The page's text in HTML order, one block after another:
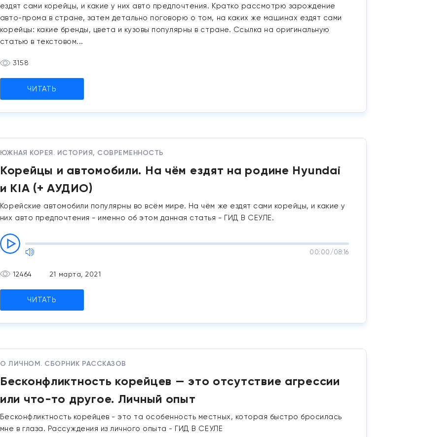
ездят сами корейцы, и какие у них авто предпочтения. Кратко рассмотрю зарождение
авто-прома в стране, затем детально поговорю о том, на каких же машинах ездят сами
корейцы: какие бренды, цвета и кузовы популярны в стране. Ссылка на оригинальную
статью в текстовом...
3158
ЧИТАТЬ
ЮЖНАЯ КОРЕЯ. ИСТОРИЯ, СОВРЕМЕННОСТЬ
Корейцы и автомобили. На чём ездят на родине Hyundai
и KIA (+ АУДИО)
Корейские автомобили популярны во всём мире. На чём же ездят сами корейцы, и какие у
них авто предпочтения - именно об этом данная статья - ГИД В СЕУЛЕ.
00:00 /08:16
12464 21 марта, 2021
ЧИТАТЬ
О ЛИЧНОМ. СБОРНИК РАССКАЗОВ
Бесконфликтность корейцев — это отсутствие агрессии
или что-то другое. Личный опыт
Бесконфликтность корейцев - это та особенность местных, которая быстро бросилась
мне в глаза. Рассуждения из личного опыта - ГИД В СЕУЛЕ